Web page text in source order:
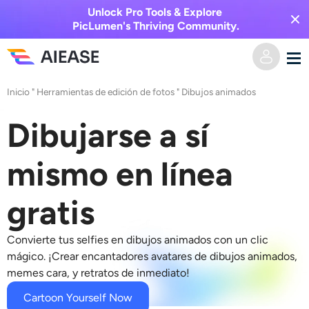
Unlock Pro Tools & Explore
PicLumen's Thriving Community.
Hogar
AI Video
Texto a video
Imagen a video
Efectos de video
Generador de besos de IA
Efectos de video
Imagen AI
Imagen a imagen
Herramientas de IA
Precios
Inicio " Herramientas de edición de fotos " Dibujos animados
Dibujarse a sí
mismo en línea
gratis
Convierte tus selfies en dibujos animados con un clic
mágico. ¡Crear encantadores avatares de dibujos animados,
memes cara, y retratos de inmediato!
Cartoon Yourself Now